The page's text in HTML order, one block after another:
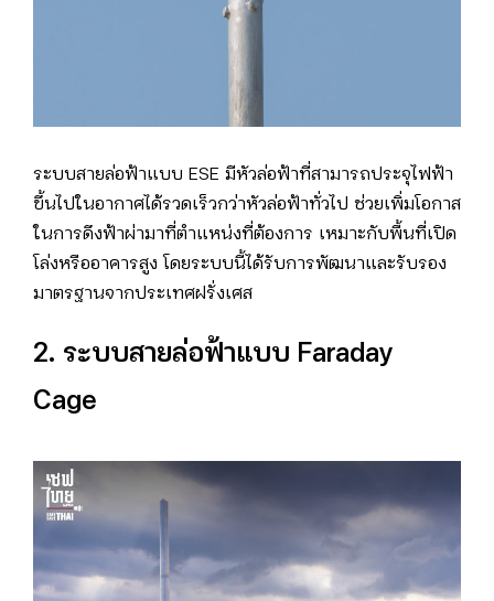
ระบบสายล่อฟ้าแบบ ESE มีหัวล่อฟ้าที่สามารถประจุไฟฟ้า
ขึ้นไปในอากาศได้รวดเร็วกว่าหัวล่อฟ้าทั่วไป ช่วยเพิ่มโอกาส
ในการดึงฟ้าผ่ามาที่ตำแหน่งที่ต้องการ เหมาะกับพื้นที่เปิด
โล่งหรืออาคารสูง โดยระบบนี้ได้รับการพัฒนาและรับรอง
มาตรฐานจากประเทศฝรั่งเศส
2. ระบบสายล่อฟ้าแบบ Faraday
Cage